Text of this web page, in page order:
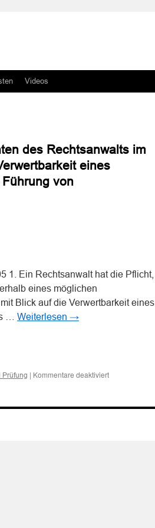
Videos
des Rechtsanwalts im
eines
von
1. Ein Rechtsanwalt hat die Pflicht,
eines möglichen
Blick auf die Verwertbarkeit eines
… Weiterlesen →
Prüfung | Kommentare deaktiviertfür
Sorgfalts-